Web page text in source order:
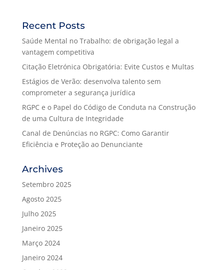
Recent Posts
Saúde Mental no Trabalho: de obrigação legal a
vantagem competitiva
Citação Eletrónica Obrigatória: Evite Custos e Multas
Estágios de Verão: desenvolva talento sem
comprometer a segurança jurídica
RGPC e o Papel do Código de Conduta na Construção
de uma Cultura de Integridade
Canal de Denúncias no RGPC: Como Garantir
Eficiência e Proteção ao Denunciante
Archives
Setembro 2025
Agosto 2025
Julho 2025
Janeiro 2025
Março 2024
Janeiro 2024